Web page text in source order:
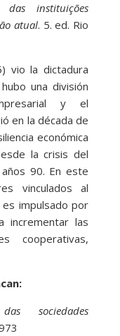
instituições
atual. 5. ed. Rio
vio la dictadura
una división
y el
en la década de
económica
la crisis del
90. En este
vinculados al
impulsado por
incrementar las
cooperativas,
sociedades